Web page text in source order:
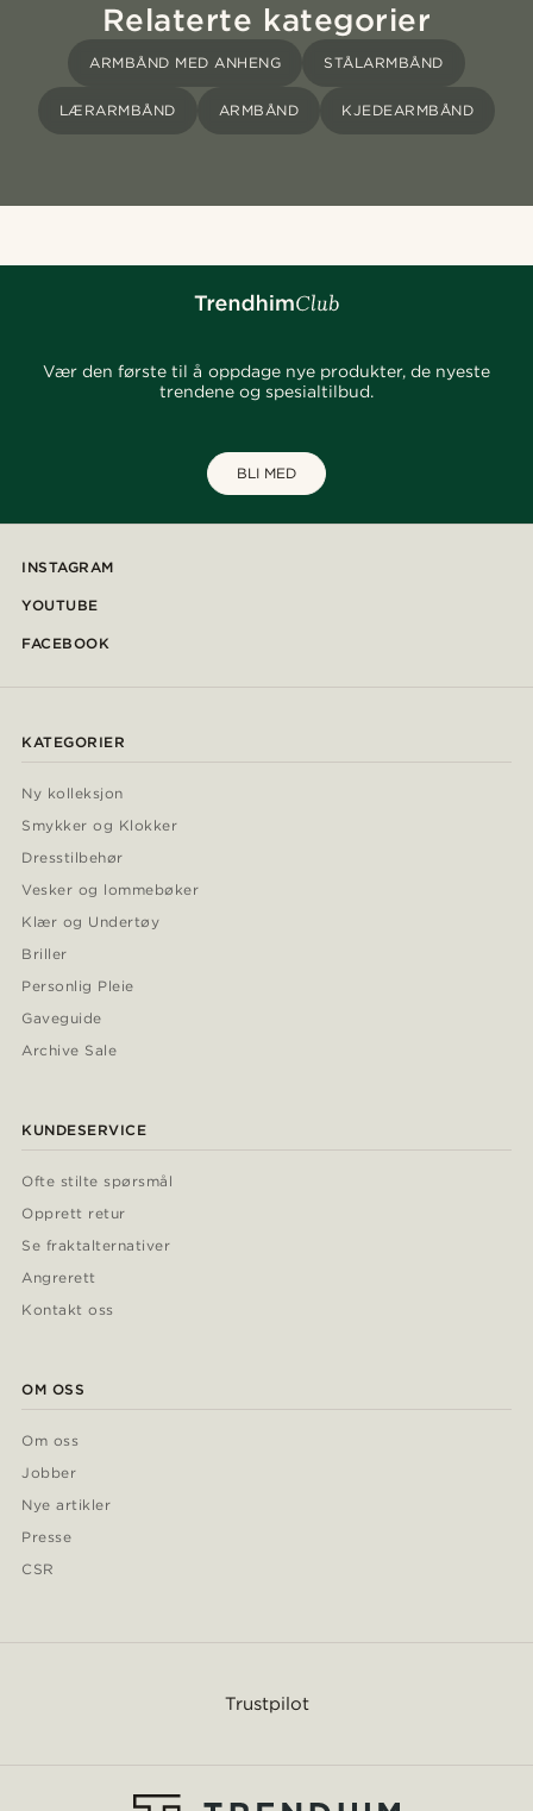
Relaterte kategorier
ARMBÅND MED ANHENG STÅLARMBÅND
LÆRARMBÅND ARMBÅND KJEDEARMBÅND
Vær den første til å oppdage nye produkter, de nyeste
trendene og spesialtilbud.
BLI MED
INSTAGRAM
YOUTUBE
FACEBOOK
KATEGORIER
Ny kolleksjon
Smykker og Klokker
Dresstilbehør
Vesker og lommebøker
Klær og Undertøy
Briller
Personlig Pleie
Gaveguide
Archive Sale
KUNDESERVICE
Ofte stilte spørsmål
Opprett retur
Se fraktalternativer
Angrerett
Kontakt oss
OM OSS
Om oss
Jobber
Nye artikler
Presse
CSR
Trustpilot